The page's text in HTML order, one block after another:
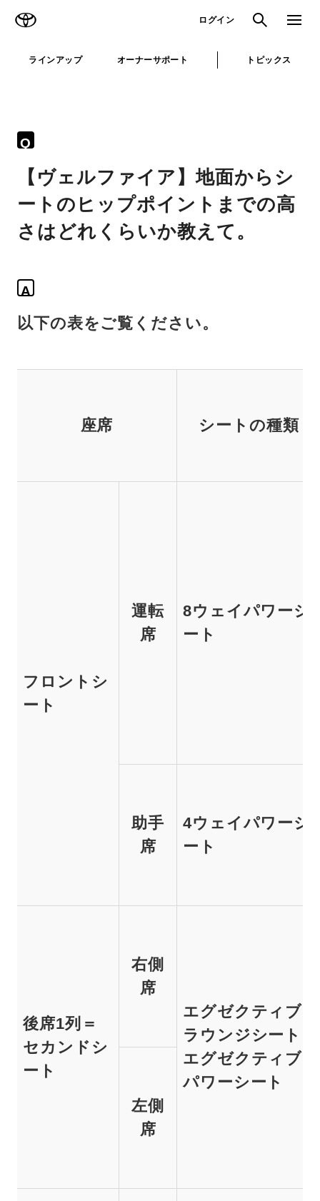
ログイン 検索 メニュ
ラインアップ オーナーサポート トピックス
Q
【ヴェルファイア】地面からシ
ートのヒップポイントまでの高
さはどれくらいか教えて。
A
以下の表をご覧ください。
座席 シートの種類
フロントシ
ート
運転
席
8ウェイパワーシ
ート
助手
席
4ウェイパワーシ
ート
後席1列＝
セカンドシ
ート
右側
席
エグゼクティブ
ラウンジシート
エグゼクティブ
パワーシート
左側
席